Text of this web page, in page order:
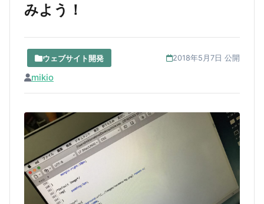
みよう！
ウェブサイト開発 2018年5月7日 公開
mikio